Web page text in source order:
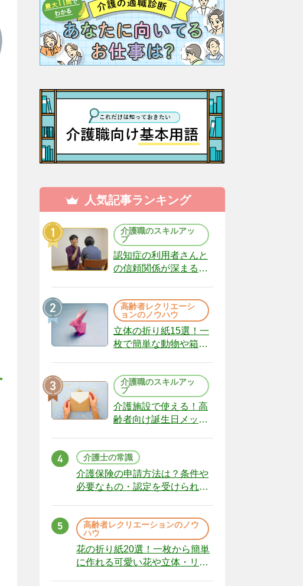
人気記事ランキング
介護職のスキルアッ
プ
認知症の利用者さんと
の信頼関係が深まる声
（22）
高齢者レクリエーシ
ョンのノウハウ
立体の折り紙15選！一
枚で簡単な動物や箱、
介護職のスキルアッ
プ
介護施設で使える！高
齢者向け誕生日メッセ
介護士の常識
介護保険の申請方法は？条件や
必要なもの・認定を受けられな
高齢者レクリエーションのノウ
ハウ
花の折り紙20選！一枚から簡単
に作れる可愛い花や立体・リー